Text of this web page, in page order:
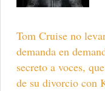
Tom Cruise no
demanda en
secreto a voces,
de su divorcio con